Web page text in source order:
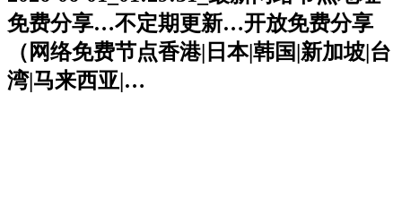
免费分享…不定期更新…开放免费分享
（网络免费节点香港|日本|韩国|新加坡|台
湾|马来西亚|…